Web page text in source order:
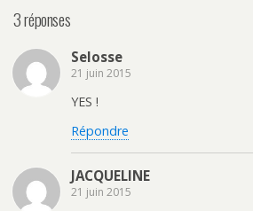
3 réponses
Selosse
21 juin 2015
YES !
Répondre
JACQUELINE
21 juin 2015